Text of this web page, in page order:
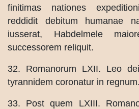
finitimas nationes
reddidit debitum humanae
iusserat, Habdelmele
successorem reliquit.
32. Romanorum LXII. Leo
tyrannidem coronatur in
33. Post quem LXIII.